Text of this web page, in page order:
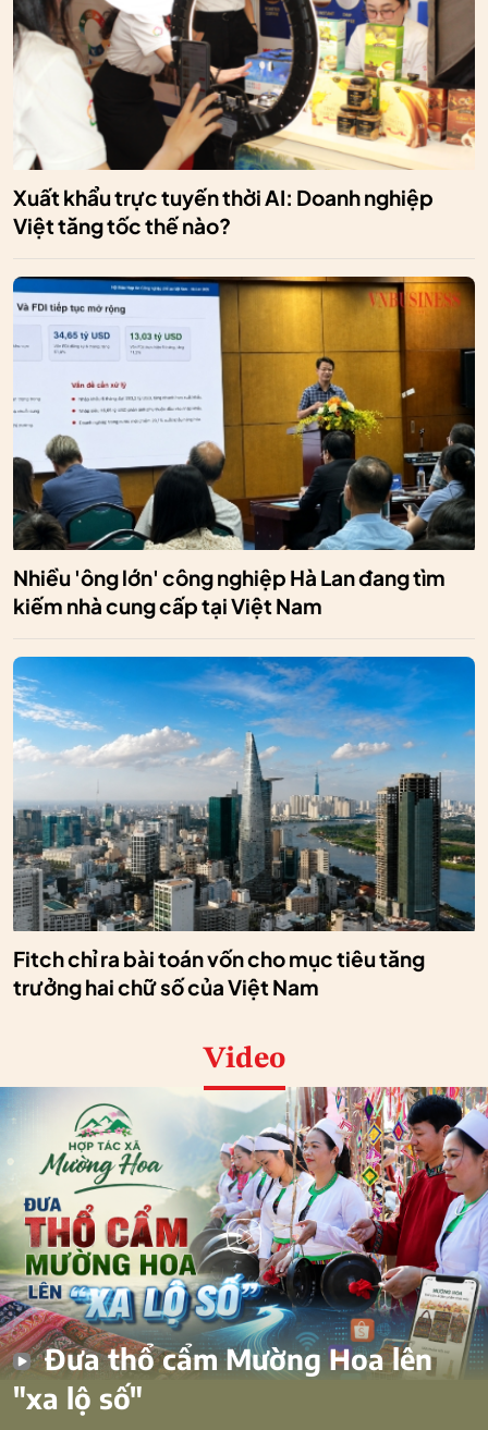
Xuất khẩu trực tuyến thời AI: Doanh nghiệp
Việt tăng tốc thế nào?
Nhiều 'ông lớn' công nghiệp Hà Lan đang tìm
kiếm nhà cung cấp tại Việt Nam
Fitch chỉ ra bài toán vốn cho mục tiêu tăng
trưởng hai chữ số của Việt Nam
Video
Đưa thổ cẩm Mường Hoa lên
"xa lộ số"